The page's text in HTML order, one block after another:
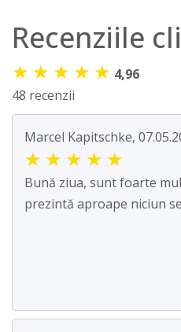
Recenziile
★ ★ ★ ★ ★ 4,96
48 recenzii
Marcel Kapitschke,
★ ★ ★ ★ ★
Bună ziua, sunt foarte
prezintă aproape niciun